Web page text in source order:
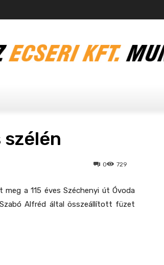
szélén
729
0
a 115 éves Széchenyi út Óvoda
Alfréd által összeállított füzet